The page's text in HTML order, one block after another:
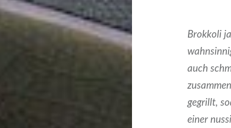
Brokkoli
auch
gegrillt,
einer